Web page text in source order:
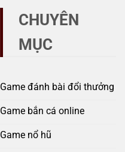
CHUYÊN
MỤC
Game đánh bài đổi thưởng
Game bắn cá online
Game nổ hũ